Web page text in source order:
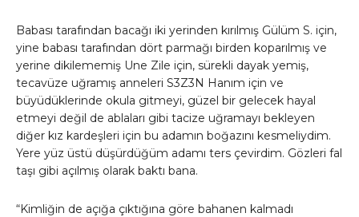
Babası tarafından bacağı iki yerinden kırılmış Gülüm S. için,
yine babası tarafından dört parmağı birden koparılmış ve
yerine dikilememiş Une Zile için, sürekli dayak yemiş,
tecavüze uğramış anneleri S3Z3N Hanım için ve
büyüdüklerinde okula gitmeyi, güzel bir gelecek hayal
etmeyi değil de ablaları gibi tacize uğramayı bekleyen
diğer kız kardeşleri için bu adamın boğazını kesmeliydim.
Yere yüz üstü düşürdüğüm adamı ters çevirdim. Gözleri fal
taşı gibi açılmış olarak baktı bana.
“Kimliğin de açığa çıktığına göre bahanen kalmadı